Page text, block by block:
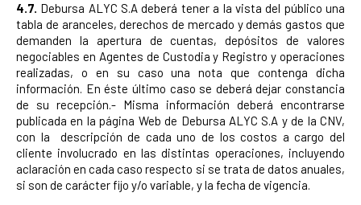
4.7. Debursa ALYC S.A deberá tener a la vista del público una
tabla de aranceles, derechos de mercado y demás gastos que
demanden la apertura de cuentas, depósitos de valores
negociables en Agentes de Custodia y Registro y operaciones
realizadas, o en su caso una nota que contenga dicha
información. En éste último caso se deberá dejar constancia
de su recepción.- Misma información deberá encontrarse
publicada en la página Web de Debursa ALYC S.A y de la CNV,
con la descripción de cada uno de los costos a cargo del
cliente involucrado en las distintas operaciones, incluyendo
aclaración en cada caso respecto si se trata de datos anuales,
si son de carácter fijo y/o variable, y la fecha de vigencia.